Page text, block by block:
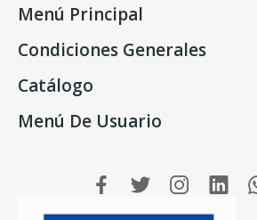
Menú Principal
Condiciones Generales
Catálogo
Menú De Usuario